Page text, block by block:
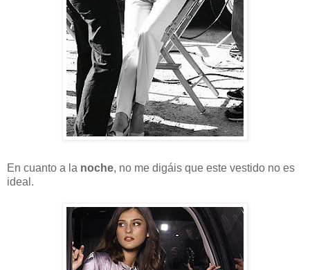
En cuanto a la noche, no me digáis que este vestido no es
ideal.